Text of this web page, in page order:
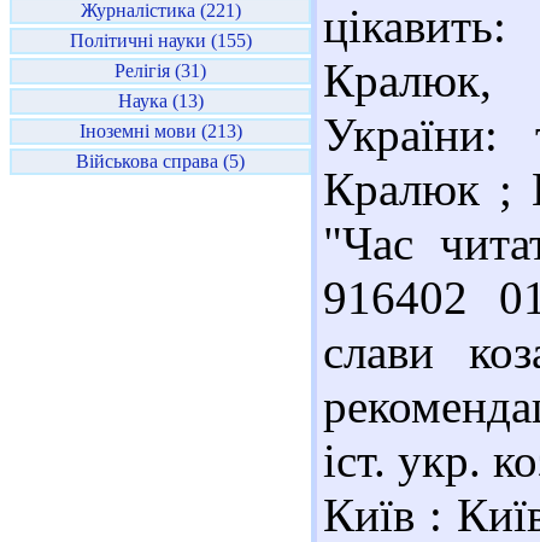
Журналістика (221)
Політичні науки (155)
Релігія (31)
Наука (13)
Іноземні мови (213)
Військова справа (5)
Кралюк,
Кралюк ;
"Час
916402
слави
іст. укр.
Київ :